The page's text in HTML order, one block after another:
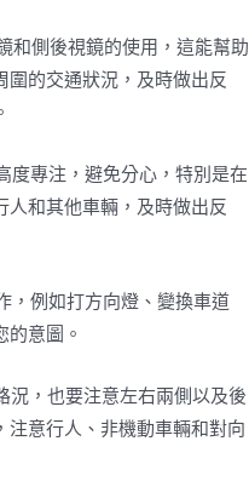
和側後視鏡的使用，這能幫助
圍的交通狀況，及時做出反
度專注，避免分心，特別是在
人和其他車輛，及時做出反
，例如打方向燈、變換車道
的意圖。
況，也要注意左右兩側以及後
注意行人、非機動車輛和對向